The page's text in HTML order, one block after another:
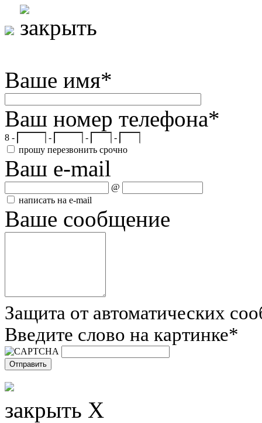
Ваше имя*
Ваш номер телефона*
8 - - -
-
прошу перезвонить срочно
Ваш e-mail
@
написать на e-mail
Ваше сообщение
Защита от автоматических
Введите слово на картинке*
закрыть X